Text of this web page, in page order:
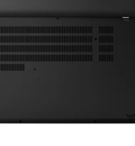
1080p + IR Hybrid with Privacy
chuẩn
3.2 Gen 1, 1 x USB 3.2 Gen
C 3.2 Gen 2 (support data